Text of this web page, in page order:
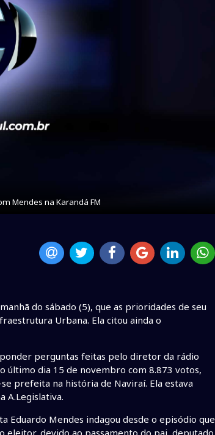
Mendes na Karandá FM
do sábado (5), que as prioridades de seu
Urbana. Ela citou ainda o
perguntas feitas pelo diretor da rádio
último dia 15 de novembro com 8.873 votos,
prefeita na história de Naviraí. Ela estava
A.Legislativa.
Eduardo Mendes indagou desde o episódio que
eleitor, devido ao passamento do pai, deputado